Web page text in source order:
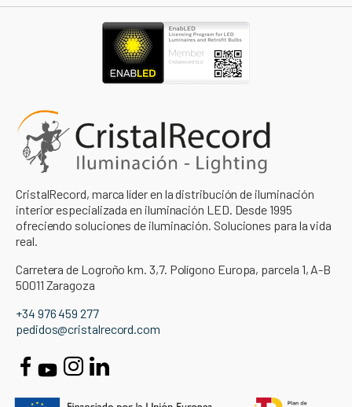
CristalRecord, marca líder en la distribución de iluminación
interior especializada en iluminación LED. Desde 1995
ofreciendo soluciones de iluminación. Soluciones para la vida
real.
Carretera de Logroño km. 3,7. Polígono Europa, parcela 1, A-B
50011 Zaragoza
+34 976 459 277
pedidos@cristalrecord.com